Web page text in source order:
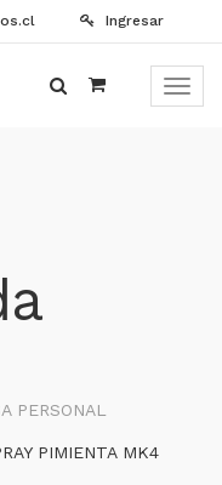
Ingresar
Menú
PERSONAL
PIMIENTA MK4